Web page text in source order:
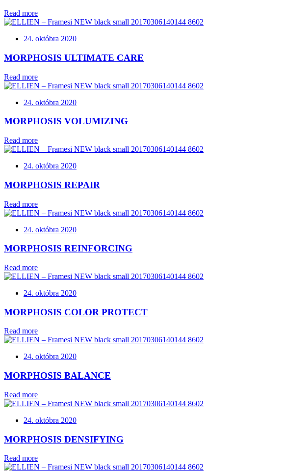
Read more
24. októbra 2020
MORPHOSIS ULTIMATE CARE
Read more
24. októbra 2020
MORPHOSIS VOLUMIZING
Read more
24. októbra 2020
MORPHOSIS REPAIR
Read more
24. októbra 2020
MORPHOSIS REINFORCING
Read more
24. októbra 2020
MORPHOSIS COLOR PROTECT
Read more
24. októbra 2020
MORPHOSIS BALANCE
Read more
24. októbra 2020
MORPHOSIS DENSIFYING
Read more